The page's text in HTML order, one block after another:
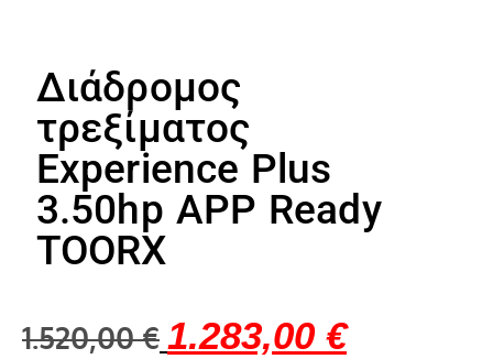
Διάδρομος
τρεξίματος
Experience Plus
3.50hp APP Ready
TOORX
1.520,00€ 1.283,00 €